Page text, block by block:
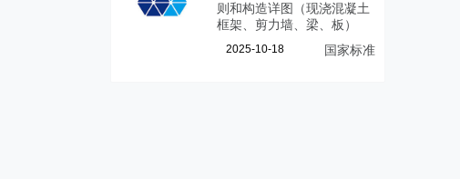
则和构造详图（现浇混凝土
框架、剪力墙、梁、板）
2025-10-18 国家标准